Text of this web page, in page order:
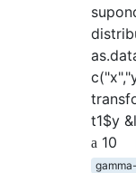
t1$y
10